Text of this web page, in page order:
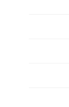
ミネラルオ
PEG-20 グ
プリン酸)
ご家庭の
※計量後のキ